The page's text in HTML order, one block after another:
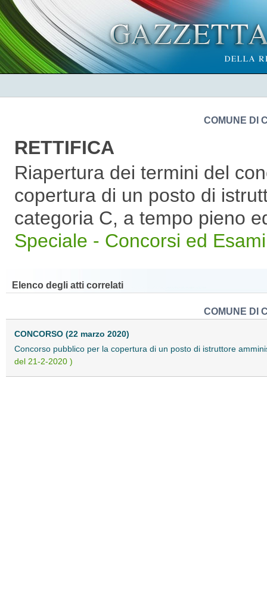
COMUNE DI
RETTIFICA
Riapertura dei termini del
copertura di un posto di
categoria C, a tempo pieno
Speciale - Concorsi ed
Elenco degli atti correlati
COMUNE DI
CONCORSO (22 marzo 2020)
Concorso pubblico per la copertura di un posto di istruttore
del 21-2-2020 )